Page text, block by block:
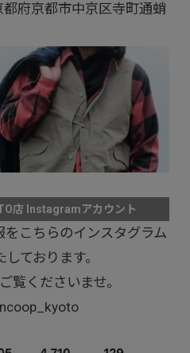
府京都市中京区寺町通蛸
店 Instagramアカウント
こちらのインスタグラム
ております。
覧くださいませ。